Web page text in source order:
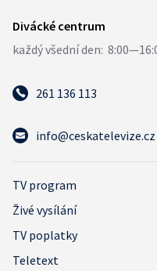
261 136 113
info@ceskatelevize.cz
TV program
Živé vysílání
TV poplatky
Teletext